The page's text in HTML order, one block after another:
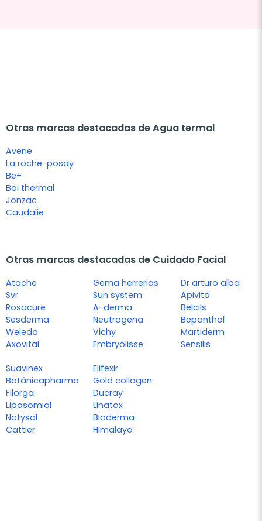
Otras marcas destacadas de Agua termal
Avene
La roche-posay
Be+
Boi thermal
Jonzac
Caudalie
Otras marcas destacadas de Cuidado Facial
Atache
Svr
Rosacure
Sesderma
Weleda
Axovital
Gema herrerias
Sun system
A-derma
Neutrogena
Vichy
Embryolisse
Dr arturo alba
Apivita
Belcils
Bepanthol
Martiderm
Sensilis
Suavinex
Botánicapharma
Filorga
Liposomial
Natysal
Cattier
Elifexir
Gold collagen
Ducray
Linatox
Bioderma
Himalaya